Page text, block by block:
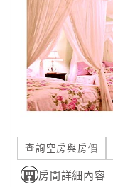
Line
上
客
服
紅
利
查
查詢空房與房價
房間詳細內容